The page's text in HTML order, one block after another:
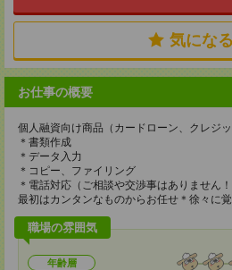
気になる
お仕事の概要
個人融資向け商品（カードローン、クレジ
＊書類作成
＊データ入力
＊コピー、ファイリング
＊電話対応（ご相談や交渉事はありません
最初はカンタンなものからお任せ＊徐々に
職場の雰囲気
年齢層